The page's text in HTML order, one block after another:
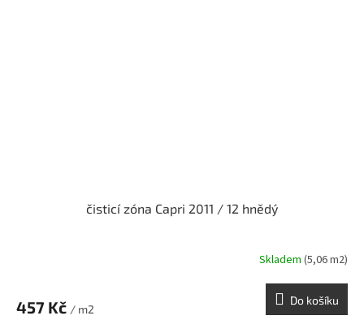
čisticí zóna Capri 2011 / 12 hnědý
Skladem (5,06 m2)
457 Kč / m2
Do košíku